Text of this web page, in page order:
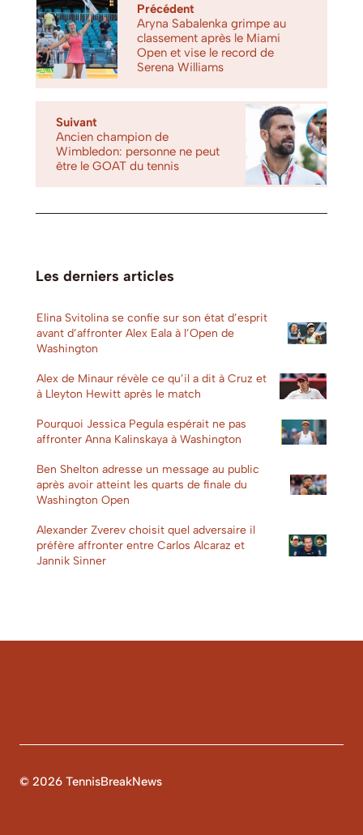
Précédent
Aryna Sabalenka grimpe au
classement après le Miami
Open et vise le record de
Serena Williams
Suivant
Ancien champion de
Wimbledon: personne ne peut
être le GOAT du tennis
Les derniers articles
Elina Svitolina se confie sur son état d’esprit
avant d’affronter Alex Eala à l’Open de
Washington
Alex de Minaur révèle ce qu’il a dit à Cruz et
à Lleyton Hewitt après le match
Pourquoi Jessica Pegula espérait ne pas
affronter Anna Kalinskaya à Washington
Ben Shelton adresse un message au public
après avoir atteint les quarts de finale du
Washington Open
Alexander Zverev choisit quel adversaire il
préfère affronter entre Carlos Alcaraz et
Jannik Sinner
© 2026 TennisBreakNews